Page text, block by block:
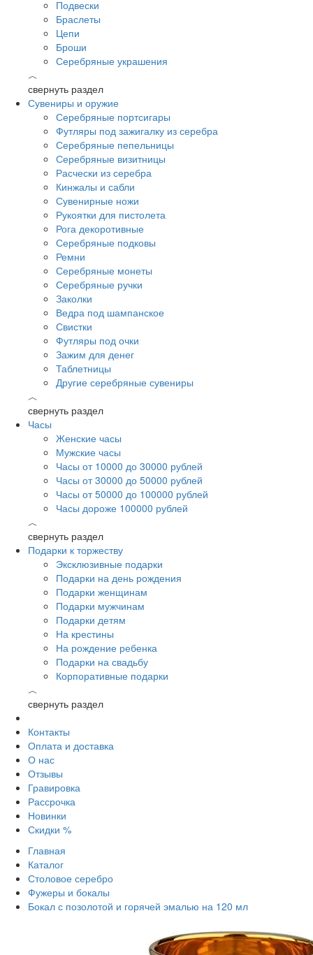
Подвески
Браслеты
Цепи
Броши
Серебряные украшения
︿
свернуть раздел
Сувениры и оружие
Серебряные портсигары
Футляры под зажигалку из серебра
Серебряные пепельницы
Серебряные визитницы
Расчески из серебра
Кинжалы и сабли
Сувенирные ножи
Рукоятки для пистолета
Рога декоротивные
Серебряные подковы
Ремни
Серебряные монеты
Серебряные ручки
Заколки
Ведра под шампанское
Свистки
Футляры под очки
Зажим для денег
Таблетницы
Другие серебряные сувениры
︿
свернуть раздел
Часы
Женские часы
Мужские часы
Часы от 10000 до 30000 рублей
Часы от 30000 до 50000 рублей
Часы от 50000 до 100000 рублей
Часы дороже 100000 рублей
︿
свернуть раздел
Подарки к торжеству
Эксклюзивные подарки
Подарки на день рождения
Подарки женщинам
Подарки мужчинам
Подарки детям
На крестины
На рождение ребенка
Подарки на свадьбу
Корпоративные подарки
︿
свернуть раздел
Контакты
Оплата и доставка
О нас
Отзывы
Гравировка
Рассрочка
Новинки
Скидки %
Главная
Каталог
Столовое серебро
Фужеры и бокалы
Бокал с позолотой и горячей эмалью на 120 мл